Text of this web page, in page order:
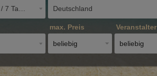
01.09.2026 - 15.09.2026 / 7 Tage Deutschland
max. Preis
beliebig
Veranstalter
beliebig